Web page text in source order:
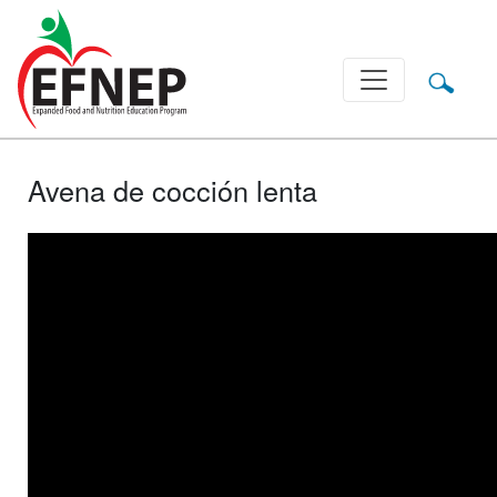
Main Navigation
Avena de cocción lenta